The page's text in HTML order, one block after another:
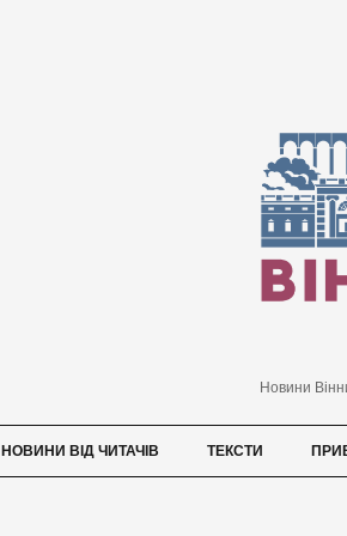
Новини
НОВИНИ ВІД ЧИТАЧІВ ТЕКСТИ